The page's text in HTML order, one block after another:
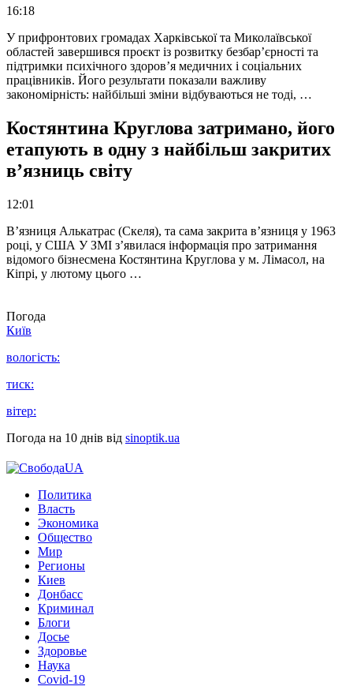
16:18
У прифронтових громадах Харківської та Миколаївської
областей завершився проєкт із розвитку безбар’єрності та
підтримки психічного здоров’я медичних і соціальних
працівників. Його результати показали важливу
закономірність: найбільші зміни відбуваються не тоді, …
Костянтина Круглова затримано, його
етапують в одну з найбільш закритих
в’язниць світу
12:01
В’язниця Алькатрас (Скеля), та сама закрита в’язниця у 1963
році, у США У ЗМІ з’явилася інформація про затримання
відомого бізнесмена Костянтина Круглова у м. Лімасол, на
Кіпрі, у лютому цього …
Погода
Київ
вологість:
тиск:
вітер:
Погода на 10 днів від sinoptik.ua
Политика
Власть
Экономика
Общество
Мир
Регионы
Киев
Донбасс
Криминал
Блоги
Досье
Здоровье
Наука
Covid-19